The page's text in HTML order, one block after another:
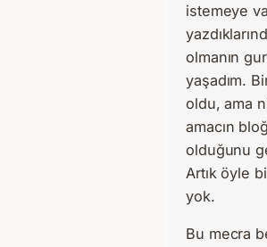
istemeye
olmanın
yaşadım.
oldu, ama
amacın
olduğunu
Artık öyle
yok.
Bu mecra